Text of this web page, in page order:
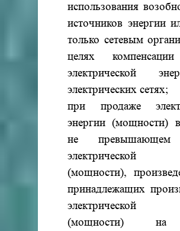
использования
источников энергии
только сетевым
целях
электрической
электрических сетях;
при продаже
энергии (мощности)
не превышающем
электрической
(мощности),
принадлежащих
электрической
(мощности) на